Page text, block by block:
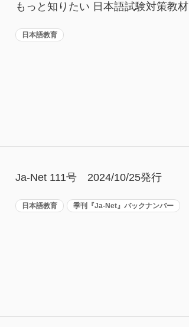
もっと知りたい 日本語試験対策教材
日本語教育
Ja-Net 111号 2024/10/25発行
日本語教育 季刊『Ja-Net』バックナンバー